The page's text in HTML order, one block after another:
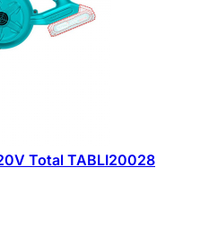
Total TABLI20028